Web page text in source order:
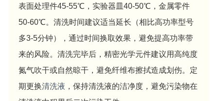
表面处理件45-55℃，实验器皿40-50℃，金属零件
50-60℃。清洗时间建议适当延长（相比高功率型号
多3-5分钟），通过时间换取效果，避免提高功率带
来的风险。清洗完毕后，精密光学元件建议用高纯度
氮气吹干或自然晾干，避免纤维布擦拭造成划伤。定
期更换清洗液 ，保持清洗液的洁净度，避免污染物在